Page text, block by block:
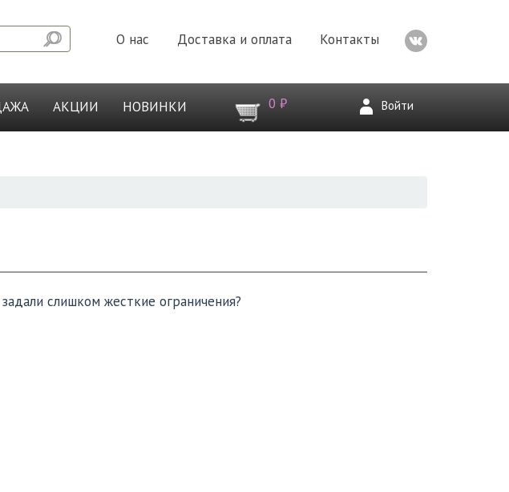
О нас Доставка и оплата Контакты
АКЦИИ НОВИНКИ 0 ₽ Войти
слишком жесткие ограничения?